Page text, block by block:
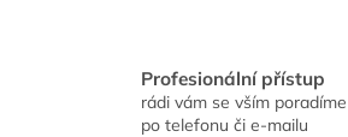
Profesionální přístup
rádi vám se vším poradíme
po telefonu či e-mailu